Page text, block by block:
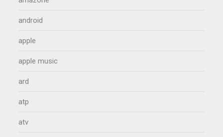
android
apple
apple music
ard
atp
atv